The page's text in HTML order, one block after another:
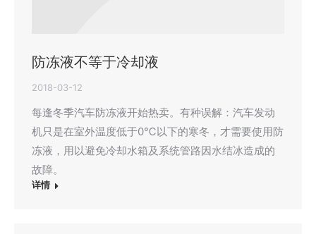
防冻液不等于冷却液
2018-03-12
每逢冬季汽车防冻液开始热卖。有种误解：汽车发动
机只是在室外温度低于0℃以下的寒冬，才需要使用防
冻液，用以避免冷却水箱及系统管路因水结冰造成的
故障。
详情